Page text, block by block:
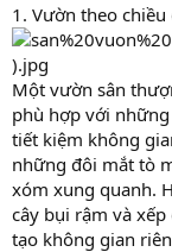
1. Vườn theo chiều
Một vườn sân
phù hợp với
tiết kiệm không
những đôi mắt tò
xóm xung quanh.
cây bụi rậm và
tạo không gian